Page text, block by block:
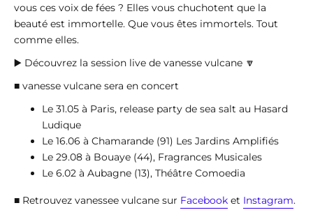
vous ces voix de fées ? Elles vous chuchotent que la
beauté est immortelle. Que vous êtes immortels. Tout
comme elles.
▶️ Découvrez la session live de vanesse vulcane 🔽
■ vanesse vulcane sera en concert
Le 31.05 à Paris, release party de sea salt au Hasard
Ludique
Le 16.06 à Chamarande (91) Les Jardins Amplifiés
Le 29.08 à Bouaye (44), Fragrances Musicales
Le 6.02 à Aubagne (13), Théâtre Comoedia
■ Retrouvez vanessee vulcane sur Facebook et Instagram.